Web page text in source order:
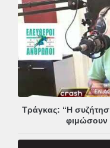
Τράγκας: “Η
φιμώσουν